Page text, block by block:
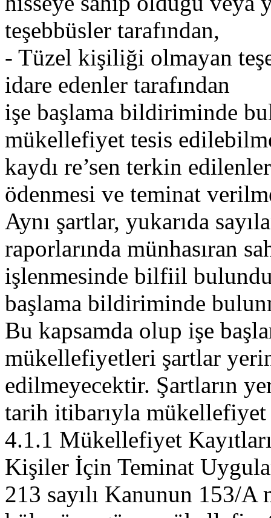
teşebbüsler tarafından,
- Tüzel kişiliği olmayan
idare edenler tarafından
işe başlama bildiriminde
mükellefiyet tesis
kaydı re’sen terkin
ödenmesi ve teminat
Aynı şartlar, yukarıda
raporlarında münhasıran
işlenmesinde bilfiil
başlama bildiriminde
Bu kapsamda olup işe
mükellefiyetleri şartlar
edilmeyecektir. Şartların
tarih itibarıyla
4.1.1 Mükellefiyet
Kişiler İçin Teminat
213 sayılı Kanunun 153/A